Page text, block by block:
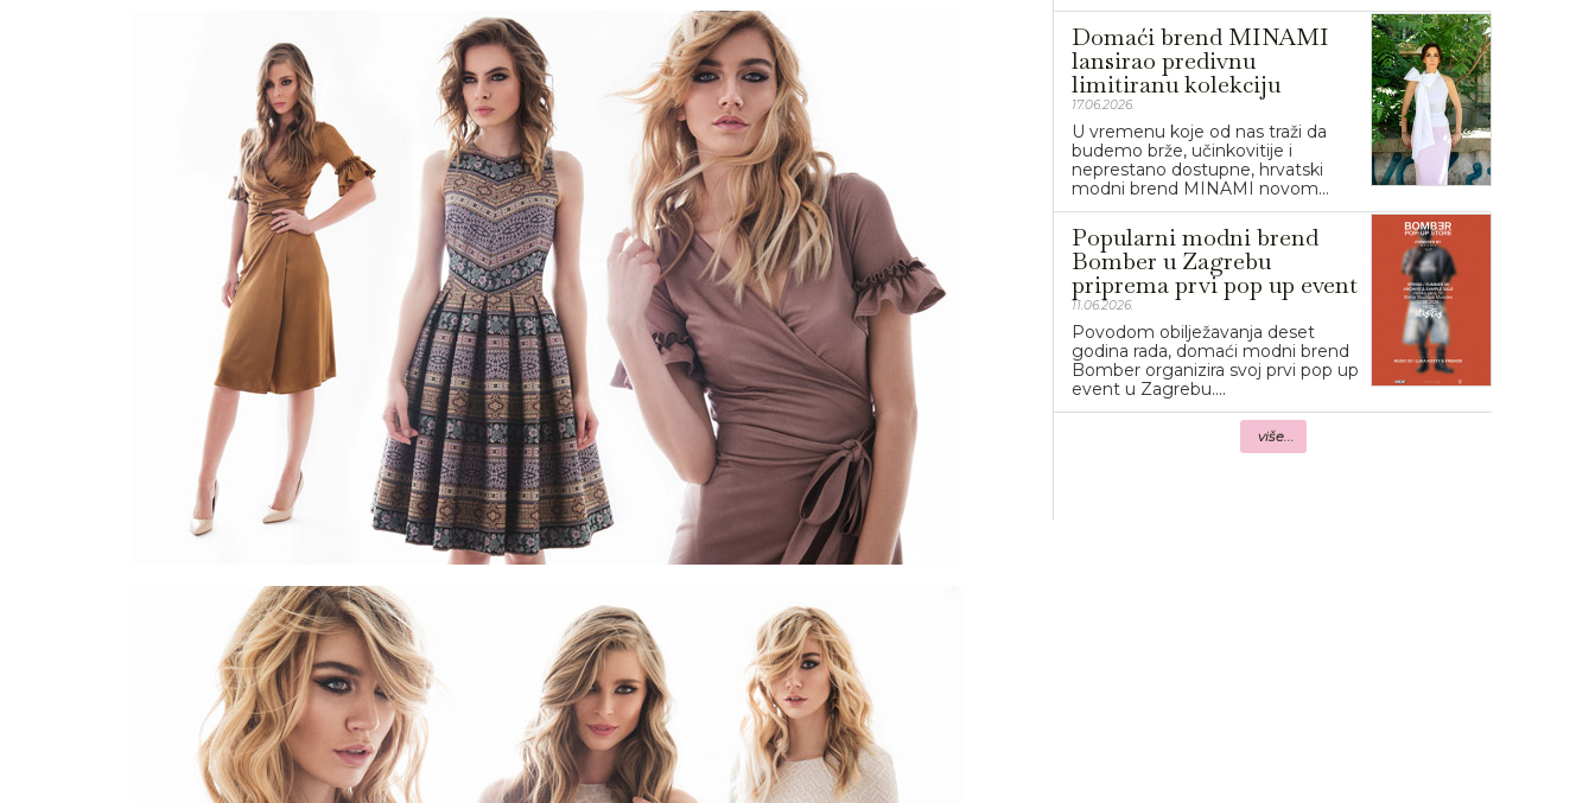
Domaći brend MINAMI
lansirao predivnu
limitiranu kolekciju
17.06.2026.
U vremenu koje od nas traži da
budemo brže, učinkovitije i
neprestano dostupne, hrvatski
modni brend MINAMI novom...
Popularni modni brend
Bomber u Zagrebu
priprema prvi pop up event
11.06.2026.
Povodom obilježavanja deset
godina rada, domaći modni brend
Bomber organizira svoj prvi pop up
event u Zagrebu....
više...